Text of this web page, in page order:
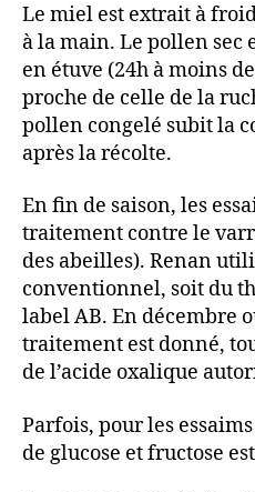
Le miel est extrait à
à la main. Le pollen sec
en étuve (24h à moins
proche de celle de la
pollen congelé subit la
après la récolte.
En fin de saison, les
traitement contre le
des abeilles). Renan
conventionnel, soit du
label AB. En décembre
traitement est donné,
de l’acide oxalique
Parfois, pour les
de glucose et fructose